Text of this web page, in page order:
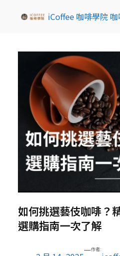
iCoffee 咖啡學院
如何挑選藝伎咖啡？
選購指南一次了解
—作者: